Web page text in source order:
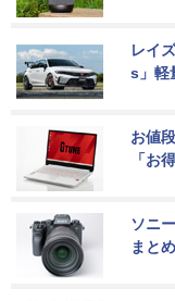
レイ
s」軽
お値
「お
ソニ
まとめ